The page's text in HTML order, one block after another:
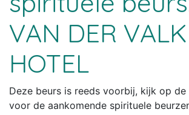
VAN DER VALK
HOTEL
Deze beurs is reeds voorbij, kijk op de
voor de aankomende spirituele